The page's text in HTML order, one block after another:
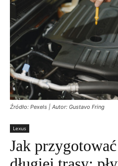
Źródło: Pexels | Autor: Gustavo Fring
Lexus
Jak